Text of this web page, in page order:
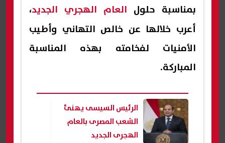
بمناسبة حلول العام الهجري الجديد،
أعرب خلالها عن خالص التهاني وأطيب
الأمنيات لفخامته بهذه المناسبة
المباركة.
الرئيس السيسى يهنئ
الشعب المصرى بالعام
الهجرى الجديد